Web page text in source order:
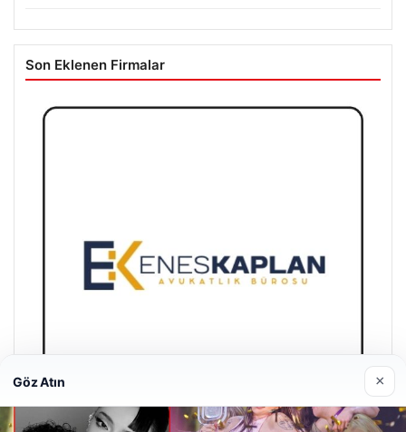
Son Eklenen Firmalar
Göz Atın ×